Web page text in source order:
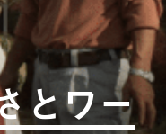
とワー